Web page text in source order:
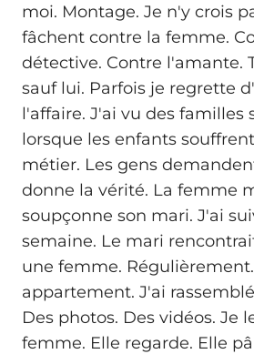
moi. Montage. Je n'y crois
fâchent contre la femme.
détective. Contre l'amante.
sauf lui. Parfois je regrette
l'affaire. J'ai vu des familles
lorsque les enfants
métier. Les gens
donne la vérité. La femme
soupçonne son mari. J'ai
semaine. Le mari
une femme.
appartement. J'ai
Des photos. Des vidéos. Je
femme. Elle regarde. Elle